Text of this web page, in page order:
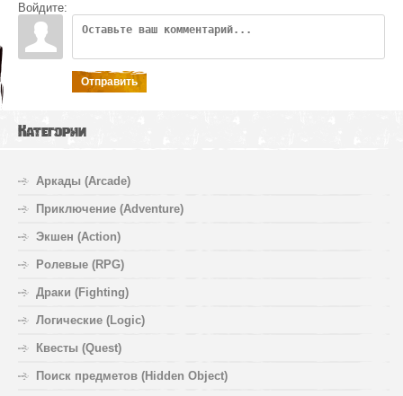
Войдите:
Отправить
Категории
Аркады (Arcade)
Приключение (Adventure)
Экшен (Action)
Ролевые (RPG)
Драки (Fighting)
Логические (Logic)
Квесты (Quest)
Поиск предметов (Hidden Object)